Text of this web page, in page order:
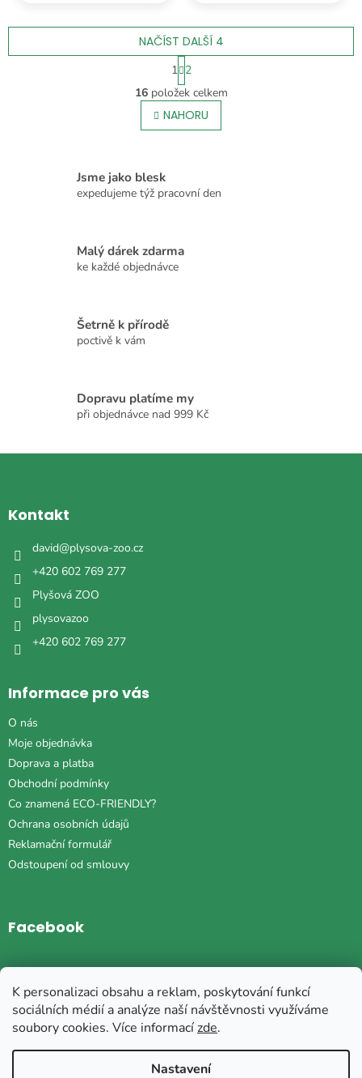
K personalizaci obsahu a reklam, poskytování funkcí
sociálních médií a analýze naší návštěvnosti využíváme
soubory cookies. Více informacízde.
Nastavení
ovladač od televize.
O
v
l
á
í
k
NAČÍST DALŠÍ 4
S
t
r
á
n
k
í
1 2
16položek celkem
NAHORU
Jsme jako blesk
expedujeme týž pracovní den
Malý dárek zdarma
ke každé objednávce
Šetrně k přírodě
poctivě k vám
Dopravu platíme my
při objednávce nad 999 Kč
Z
aKontakt
david@plysova-zoo.cz
+420 602 769 277
Plyšová ZOO
plysovazoo
+420 602 769 277
Informace pro vás
O nás
Moje objednávka
Doprava a platba
Obchodní podmínky
Co znamená ECO-FRIENDLY?
Ochrana osobních údajů
Reklamační formulář
Odstoupení od smlouvy
Facebook
Instagram